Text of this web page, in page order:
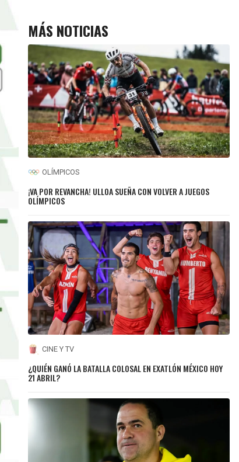
MÁS NOTICIAS
OLÍMPICOS
¡VA POR REVANCHA! ULLOA SUEÑA CON VOLVER A JUEGOS
OLÍMPICOS
CINE Y TV
¿QUIÉN GANÓ LA BATALLA COLOSAL EN EXATLÓN MÉXICO HOY
21 ABRIL?